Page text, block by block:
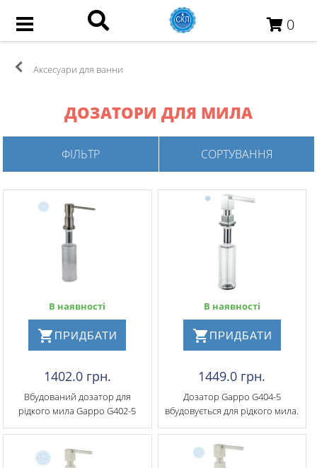
0
Аксесуари для ванни
ДОЗАТОРИ ДЛЯ МИЛА
ФІЛЬТР СОРТУВАННЯ
В наявності
ПРИДБАТИ
1402.0 грн.
Вбудований дозатор для
рідкого мила Gappo G402-5
В наявності
ПРИДБАТИ
1449.0 грн.
Дозатор Gappo G404-5
вбудовується для рідкого мила.